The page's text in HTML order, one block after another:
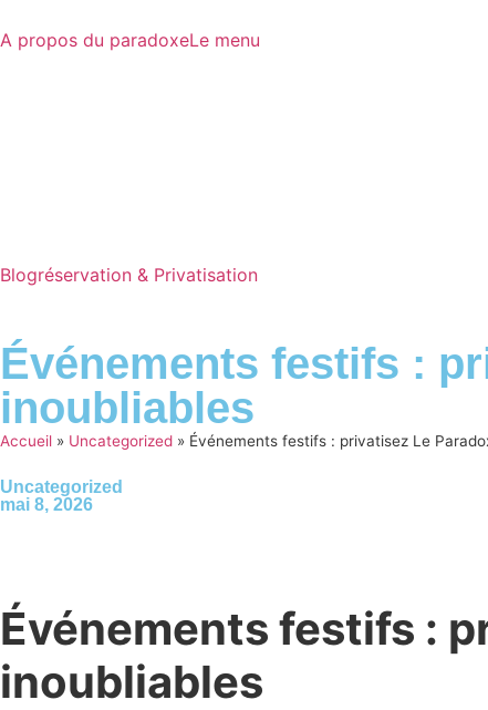
A propos du paradoxeLe menu
Blogréservation & Privatisation
Événements festifs :
inoubliables
Accueil » Uncategorized » Événements festifs : privatisez Le
Uncategorized
mai 8, 2026
Événements festifs :
inoubliables